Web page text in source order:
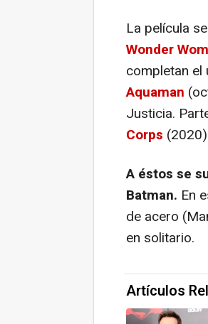
La película
Wonder
completan el
Aquaman
Justicia.
Corps
A éstos se
Batman. En
de acero
en solitario.
Artículos